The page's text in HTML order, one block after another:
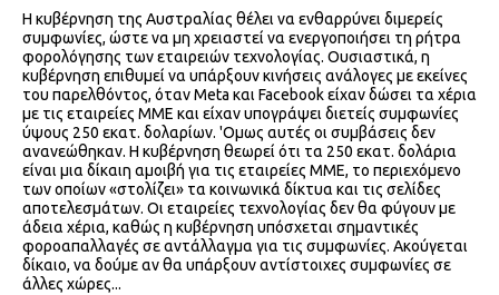
Η κυβέρνηση της Αυστραλίας θέλει να ενθαρρύνει διμερείς
συμφωνίες, ώστε να μη χρειαστεί να ενεργοποιήσει τη ρήτρα
φορολόγησης των εταιρειών τεχνολογίας. Ουσιαστικά, η
κυβέρνηση επιθυμεί να υπάρξουν κινήσεις ανάλογες με εκείνες
του παρελθόντος, όταν Meta και Facebook είχαν δώσει τα χέρια
με τις εταιρείες ΜΜΕ και είχαν υπογράψει διετείς συμφωνίες
ύψους 250 εκατ. δολαρίων. 'Ομως αυτές οι συμβάσεις δεν
ανανεώθηκαν. Η κυβέρνηση θεωρεί ότι τα 250 εκατ. δολάρια
είναι μια δίκαιη αμοιβή για τις εταιρείες ΜΜΕ, το περιεχόμενο
των οποίων «στολίζει» τα κοινωνικά δίκτυα και τις σελίδες
αποτελεσμάτων. Οι εταιρείες τεχνολογίας δεν θα φύγουν με
άδεια χέρια, καθώς η κυβέρνηση υπόσχεται σημαντικές
φοροαπαλλαγές σε αντάλλαγμα για τις συμφωνίες. Ακούγεται
δίκαιο, να δούμε αν θα υπάρξουν αντίστοιχες συμφωνίες σε
άλλες χώρες...